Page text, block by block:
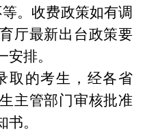
。 收费政策如有调
厅最新出台政策要
排。
取的考生 ， 经各省
主管部门审核批准
。